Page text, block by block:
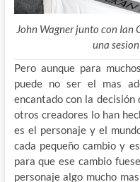
John Wagner junto con Ian
una
Pero aunque para
puede no ser el mas
encantado con la
otros creadores lo han
es el personaje y el
cada pequeño cambio y
para que ese cambio
personaje algo mucho